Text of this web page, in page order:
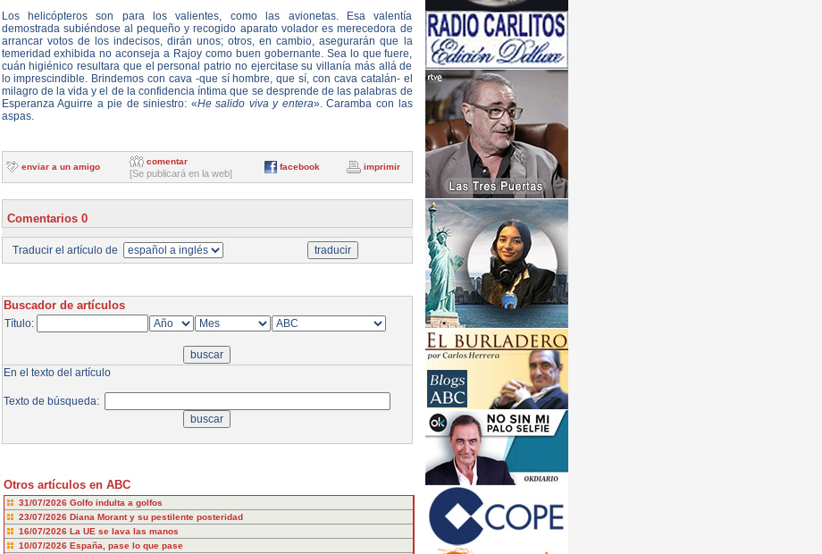
Los helicópteros son para los valientes, como las avionetas. Esa valentía
demostrada subiéndose al pequeño y recogido aparato volador es merecedora de
arrancar votos de los indecisos, dirán unos; otros, en cambio, asegurarán que la
temeridad exhibida no aconseja a Rajoy como buen gobernante. Sea lo que fuere,
cuán higiénico resultara que el personal patrio no ejercitase su villanía más allá de
lo imprescindible. Brindemos con cava -que sí hombre, que sí, con cava catalán- el
milagro de la vida y el de la confidencia íntima que se desprende de las palabras de
Esperanza Aguirre a pie de siniestro: «He salido viva y entera». Caramba con las
aspas.
enviar a un amigo
comentar
[Se publicará en la web]
facebook imprimir
Comentarios 0
Traducir el artículo de
Buscador de artículos
Título:
En el texto del artículo
Texto de búsqueda:
Otros artículos en ABC
31/07/2026 Golfo indulta a golfos
23/07/2026 Diana Morant y su pestilente posteridad
16/07/2026 La UE se lava las manos
10/07/2026 España, pase lo que pase